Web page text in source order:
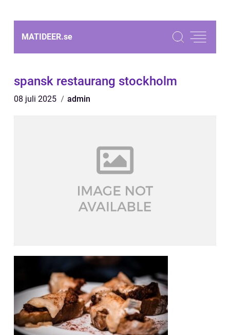
MATIDEER.se
spansk restaurang stockholm
08 juli 2025 admin